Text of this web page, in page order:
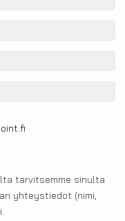
tarvitsemme sinulta
yhteystiedot (nimi,